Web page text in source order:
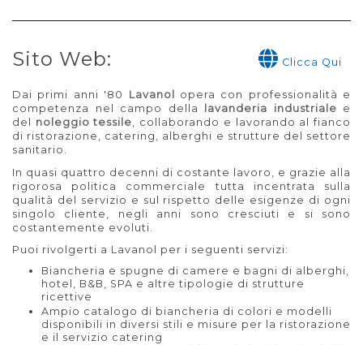
Sito Web: Clicca Qui
Dai primi anni '80 Lavanol
opera con professionalità e
competenza nel campo della
lavanderia industriale e
del noleggio tessile, collaborando e lavorando al fianco
di ristorazione, catering, alberghi e strutture del settore
sanitario.
In quasi quattro decenni di costante lavoro, e grazie alla
rigorosa politica commerciale tutta incentrata sulla
qualità del servizio e sul rispetto delle esigenze di ogni
singolo cliente, negli anni sono cresciuti e si sono
costantemente evoluti.
Puoi rivolgerti a Lavanol per i seguenti servizi:
Biancheria e spugne di camere e bagni di alberghi,
hotel, B&B, SPA e altre tipologie di strutture
ricettive
Ampio catalogo di biancheria di colori e modelli
disponibili in diversi stili e misure per la ristorazione
e il servizio catering